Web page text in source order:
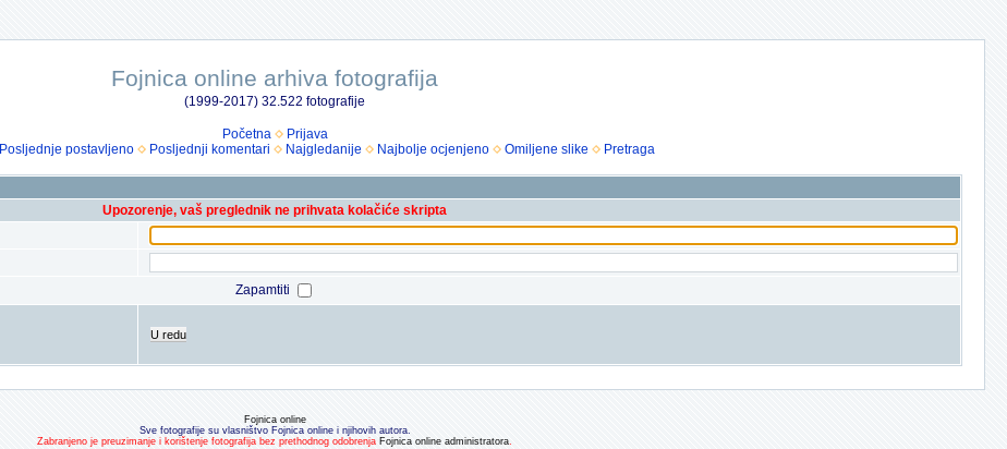
Fojnica online arhiva fotografija
(1999-2017) 32.522 fotografije
Početna
Prijava
Posljednje postavljeno Posljednji komentari Najgledanije Najbolje ocjenjeno Omiljene slike Pretraga
Upozorenje, vaš preglednik ne prihvata kolačiće skripta
Zapamtiti
U redu
Fojnica online
Sve fotografije su vlasništvo Fojnica online i njihovih autora.
Zabranjeno je preuzimanje i korištenje fotografija bez prethodnog odobrenja Fojnica online administratora.